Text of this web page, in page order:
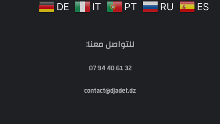
DE
IT PT RU ES
للتواصل معنا:
32 61 40 94 07
contact@djadet.dz